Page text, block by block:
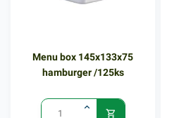
Menu box 145x133x75
hamburger /125ks